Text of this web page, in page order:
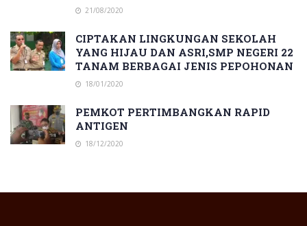
21/08/2020
CIPTAKAN LINGKUNGAN SEKOLAH
YANG HIJAU DAN ASRI,SMP NEGERI 22
TANAM BERBAGAI JENIS PEPOHONAN
18/01/2020
PEMKOT PERTIMBANGKAN RAPID
ANTIGEN
18/12/2020